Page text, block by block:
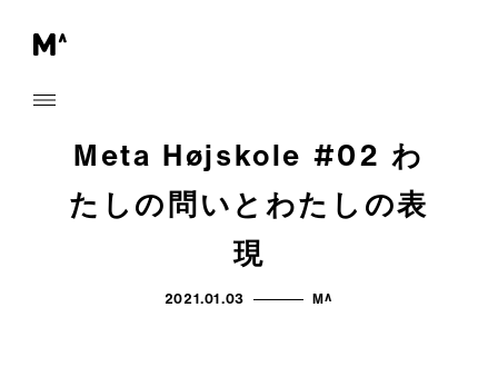
Meta Højskole #02 わ
たしの問いとわたしの表
現
2021.01.03 M^